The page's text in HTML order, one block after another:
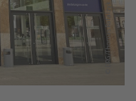
© DRG/Thomas Rafalzyk